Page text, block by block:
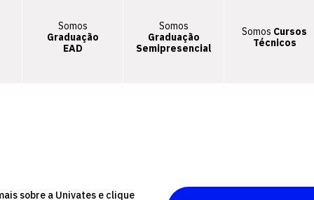
Somos
Graduação
EAD
Somos
Graduação
Semipresencial
Somos Cursos
Técnicos
sobre a Univates e clique